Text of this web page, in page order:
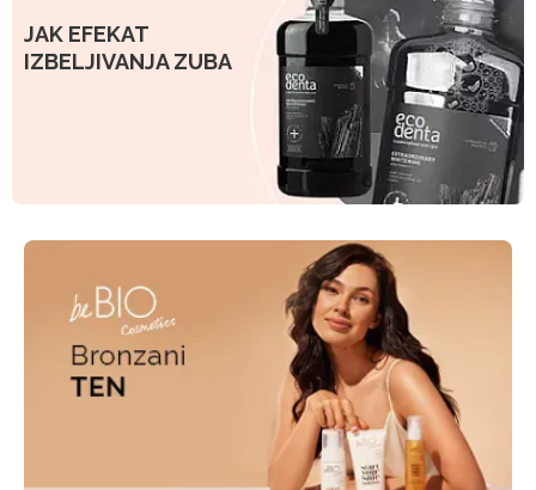
JAK EFEKAT
IZBELJIVANJA ZUBA